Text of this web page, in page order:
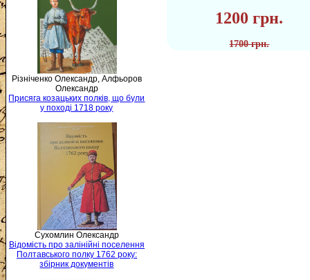
Різніченко Олександр, Алфьоров
Олександр
Присяга козацьких полків, що були
у поході 1718 року
Сухомлин Олександр
Відомість про залінійні поселення
Полтавського полку 1762 року:
збірник документів
1200 грн.
1700 грн.